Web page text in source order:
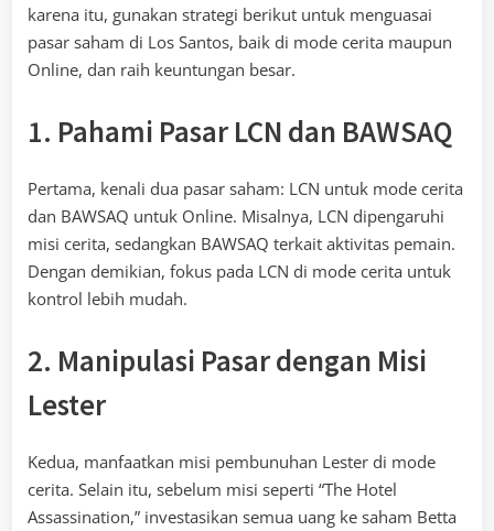
karena itu, gunakan strategi berikut untuk menguasai
pasar saham di Los Santos, baik di mode cerita maupun
Online, dan raih keuntungan besar.
1. Pahami Pasar LCN dan BAWSAQ
Pertama, kenali dua pasar saham: LCN untuk mode cerita
dan BAWSAQ untuk Online. Misalnya, LCN dipengaruhi
misi cerita, sedangkan BAWSAQ terkait aktivitas pemain.
Dengan demikian, fokus pada LCN di mode cerita untuk
kontrol lebih mudah.
2. Manipulasi Pasar dengan Misi
Lester
Kedua, manfaatkan misi pembunuhan Lester di mode
cerita. Selain itu, sebelum misi seperti “The Hotel
Assassination,” investasikan semua uang ke saham Betta